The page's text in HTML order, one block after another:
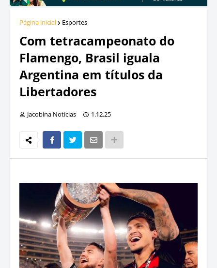
Página inicial Esportes
Com tetracampeonato do
Flamengo, Brasil iguala
Argentina em títulos da
Libertadores
Jacobina Notícias 1.12.25